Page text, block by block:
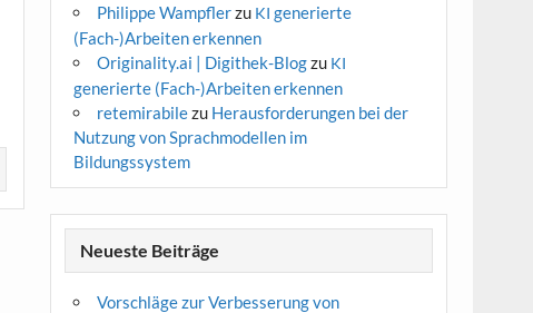
Philippe Wampflerzu KI generierte
(Fach-)Arbeiten erkennen
Originality.ai | Digithek-Blogzu KI
generierte (Fach-)Arbeiten erkennen
retemirabilezu Herausforderungen bei der
Nutzung von Sprachmodellen im
Bildungssystem
Neueste Beiträge
Vorschläge zur Verbesserung von